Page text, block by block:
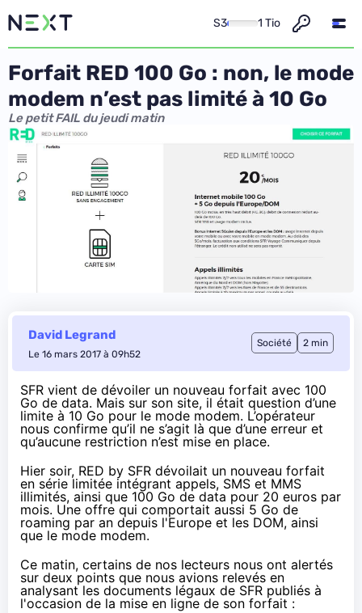
S3 1 Tio
Forfait RED 100 Go : non, le mode
modem n’est pas limité à 10 Go
Le petit FAIL du jeudi matin
David Legrand
Le 16 mars 2017 à 09h52
Société 2 min
SFR vient de dévoiler un nouveau forfait avec 100
Go de data. Mais sur son site, il était question d’une
limite à 10 Go pour le mode modem. L’opérateur
nous confirme qu’il ne s’agit là que d’une erreur et
qu’aucune restriction n’est mise en place.
Hier soir, RED by SFR dévoilait un nouveau forfait
en série limitée intégrant appels, SMS et MMS
illimités, ainsi que 100 Go de data pour 20 euros par
mois. Une offre qui comportait aussi 5 Go de
roaming par an depuis l'Europe et les DOM, ainsi
que le mode modem.
Ce matin, certains de nos lecteurs nous ont alertés
sur deux points que nous avions relevés en
analysant les documents légaux de SFR publiés à
l'occasion de la mise en ligne de son forfait :